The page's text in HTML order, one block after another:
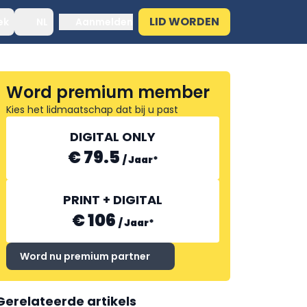
LID WORDEN
Word premium member
Kies het lidmaatschap dat bij u past
DIGITAL ONLY
€ 79.5 /Jaar*
PRINT + DIGITAL
€ 106 /Jaar*
Word nu premium partner
artikels